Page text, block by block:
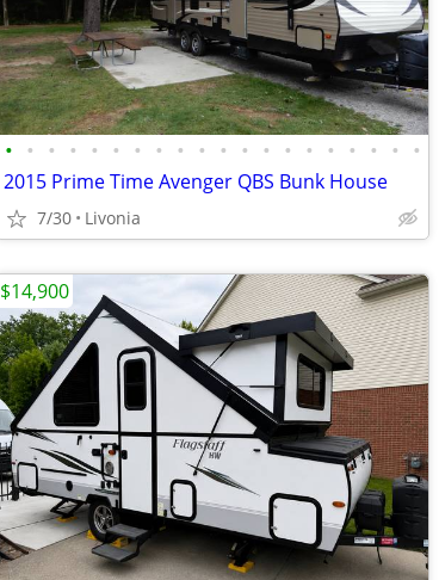
• • • • • • • • • • • • • • • • • • • •
2015 Prime Time Avenger QBS Bunk House
7/30 Livonia
$14,900